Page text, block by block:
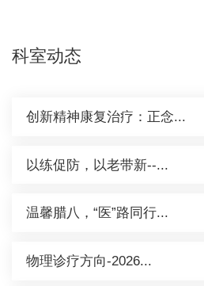
科室动态
创新精神康复治疗：正念...
以练促防，以老带新--...
温馨腊八，“医”路同行...
物理诊疗方向-2026...